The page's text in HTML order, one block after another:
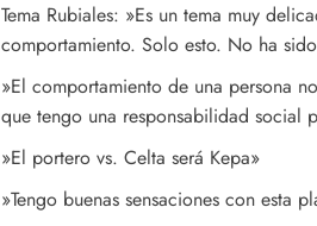
Tema Rubiales: »Es un tema muy
comportamiento. Solo esto. No ha
»El comportamiento de una persona
que tengo una responsabilidad social
»El portero vs. Celta será Kepa»
»Tengo buenas sensaciones con esta